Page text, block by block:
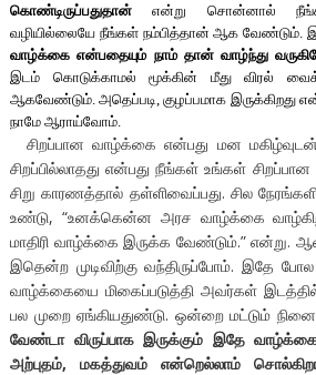
கொண்டிருப்பதுதான்என்று சொன்னால்
வழியில்லையே நீங்கள் நம்பித்தான் ஆக
வாழ்க்கை என்பதையும் நாம் தான் வாழ்ந்து
இடம் கொடுக்காமல் மூக்கின் மீது விரல்
ஆகவேண்டும். அதெப்படி ,குழப்பமாக இருக்கிறது
நாமே ஆராய்வோம்.
சிறப்பான வாழ்க்கை என்பது மன
சிறப்பில்லாதது என்பது நீங்கள் உங்கள்
சிறு காரணத்தால் தள்ளிவைப்பது. சில
உண்டு, “உனக்கென்ன அரச வாழ்க்கை
மாதிரி வாழ்க்கை இருக்க வேண்டும்.”
இதென்ற முடிவிற்கு வந்திருப்போம். இதே போல
வாழ்க்கையை மிகைப்படுத்தி அவர்கள்
பல முறை ஏங்கியதுண்டு. ஒன்றை மட்டும்
வேண்டா விருப்பாக இருக்கும் இதே
அற்புதம், மகத்துவம் என்றெல்லாம்